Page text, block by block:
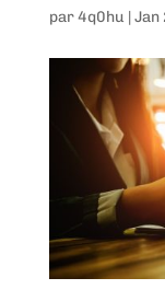
par4q0hu |Jan